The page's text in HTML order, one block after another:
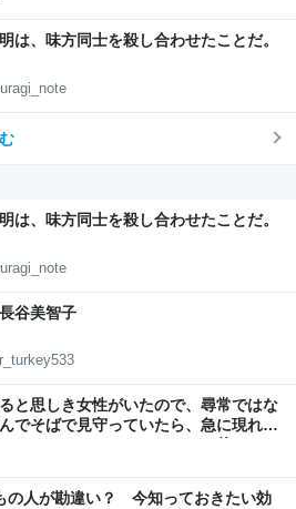
は、味方同士を殺し合わせたことだ。
は、味方同士を殺し合わせたことだ。
谷美智子
と思しき女性がいたので、尋常ではな
でそばで見守っていたら、急に現れた
すか！？」とスマホをはたき落とされ
の人が勘違い？ 今知っておきたい効